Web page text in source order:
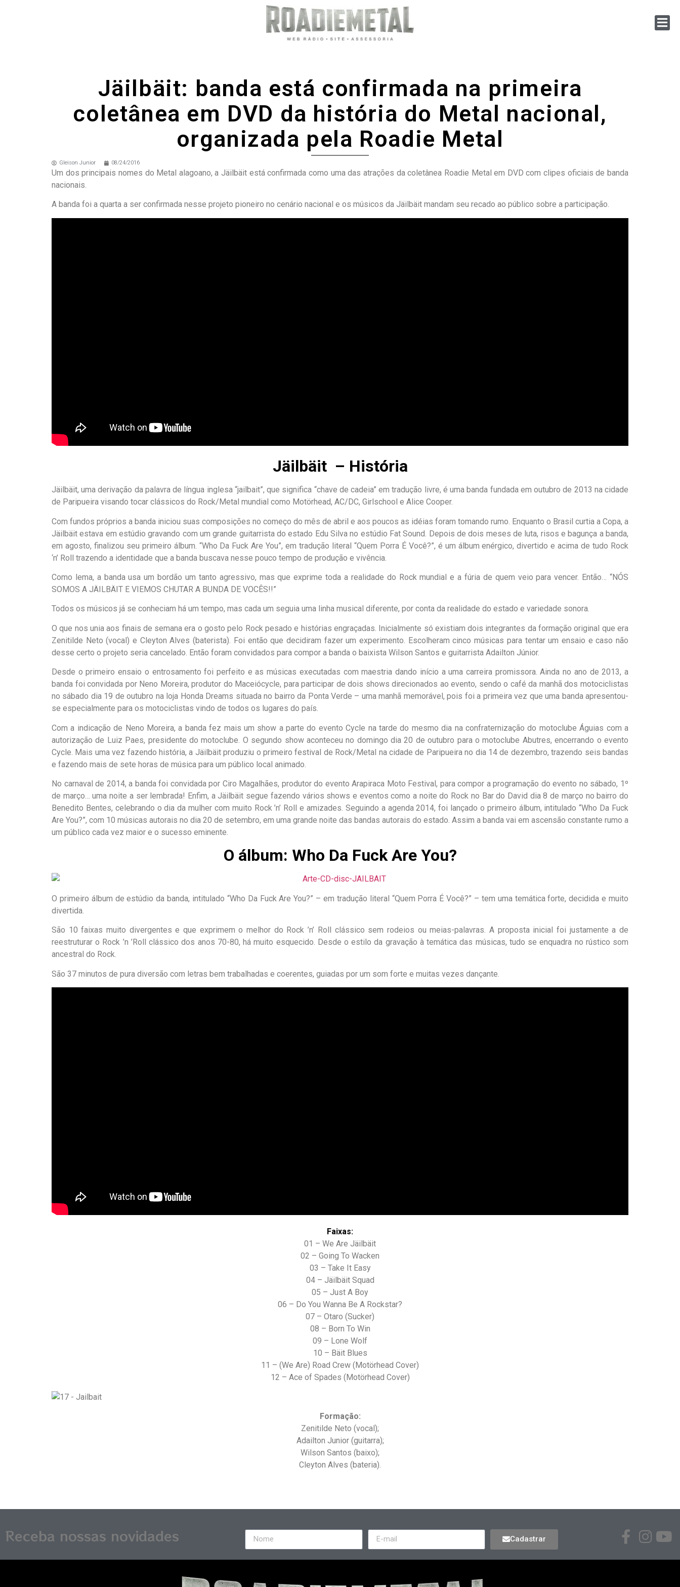
Jäilbäit: banda está confirmada na primeira
coletânea em DVD da história do Metal nacional,
organizada pela Roadie Metal
Gleison Junior 08/24/2016
Um dos principais nomes do Metal alagoano, a Jäilbäit está confirmada como uma das atrações da coletânea Roadie Metal em DVD com clipes oficiais de banda
nacionais.
A banda foi a quarta a ser confirmada nesse projeto pioneiro no cenário nacional e os músicos da Jäilbäit mandam seu recado ao público sobre a participação.
Jäilbäit – História
Jäilbäit, uma derivação da palavra de língua inglesa “jailbait”, que significa “chave de cadeia” em tradução livre, é uma banda fundada em outubro de 2013 na cidade
de Paripueira visando tocar clássicos do Rock/Metal mundial como Motörhead, AC/DC, Girlschool e Alice Cooper.
Com fundos próprios a banda iniciou suas composições no começo do mês de abril e aos poucos as idéias foram tomando rumo. Enquanto o Brasil curtia a Copa, a
Jäilbäit estava em estúdio gravando com um grande guitarrista do estado Edu Silva no estúdio Fat Sound. Depois de dois meses de luta, risos e bagunça a banda,
em agosto, finalizou seu primeiro álbum. “Who Da Fuck Are You”, em tradução literal “Quem Porra É Você?”, é um álbum enérgico, divertido e acima de tudo Rock
‘n’ Roll trazendo a identidade que a banda buscava nesse pouco tempo de produção e vivência.
Como lema, a banda usa um bordão um tanto agressivo, mas que exprime toda a realidade do Rock mundial e a fúria de quem veio para vencer. Então… “NÓS
SOMOS A JÄILBÄIT E VIEMOS CHUTAR A BUNDA DE VOCÊS!!”
Todos os músicos já se conheciam há um tempo, mas cada um seguia uma linha musical diferente, por conta da realidade do estado e variedade sonora.
O que nos unia aos finais de semana era o gosto pelo Rock pesado e histórias engraçadas. Inicialmente só existiam dois integrantes da formação original que era
Zenitilde Neto (vocal) e Cleyton Alves (baterista). Foi então que decidiram fazer um experimento. Escolheram cinco músicas para tentar um ensaio e caso não
desse certo o projeto seria cancelado. Então foram convidados para compor a banda o baixista Wilson Santos e guitarrista Adailton Júnior.
Desde o primeiro ensaio o entrosamento foi perfeito e as músicas executadas com maestria dando início a uma carreira promissora. Ainda no ano de 2013, a
banda foi convidada por Neno Moreira, produtor do Maceiócycle, para participar de dois shows direcionados ao evento, sendo o café da manhã dos motociclistas
no sábado dia 19 de outubro na loja Honda Dreams situada no bairro da Ponta Verde – uma manhã memorável, pois foi a primeira vez que uma banda apresentou-
se especialmente para os motociclistas vindo de todos os lugares do país.
Com a indicação de Neno Moreira, a banda fez mais um show a parte do evento Cycle na tarde do mesmo dia na confraternização do motoclube Águias com a
autorização de Luiz Paes, presidente do motoclube. O segundo show aconteceu no domingo dia 20 de outubro para o motoclube Abutres, encerrando o evento
Cycle. Mais uma vez fazendo história, a Jäilbäit produziu o primeiro festival de Rock/Metal na cidade de Paripueira no dia 14 de dezembro, trazendo seis bandas
e fazendo mais de sete horas de música para um público local animado.
No carnaval de 2014, a banda foi convidada por Ciro Magalhães, produtor do evento Arapiraca Moto Festival, para compor a programação do evento no sábado, 1º
de março… uma noite a ser lembrada! Enfim, a Jäilbäit segue fazendo vários shows e eventos como a noite do Rock no Bar do David dia 8 de março no bairro do
Benedito Bentes, celebrando o dia da mulher com muito Rock ’n’ Roll e amizades. Seguindo a agenda 2014, foi lançado o primeiro álbum, intitulado “Who Da Fuck
Are You?”, com 10 músicas autorais no dia 20 de setembro, em uma grande noite das bandas autorais do estado. Assim a banda vai em ascensão constante rumo a
um público cada vez maior e o sucesso eminente.
O álbum: Who Da Fuck Are You?
O primeiro álbum de estúdio da banda, intitulado “Who Da Fuck Are You?” – em tradução literal “Quem Porra É Você?” – tem uma temática forte, decidida e muito
divertida.
São 10 faixas muito divergentes e que exprimem o melhor do Rock ’n’ Roll clássico sem rodeios ou meias-palavras. A proposta inicial foi justamente a de
reestruturar o Rock ’n ’Roll clássico dos anos 70-80, há muito esquecido. Desde o estilo da gravação à temática das músicas, tudo se enquadra no rústico som
ancestral do Rock.
São 37 minutos de pura diversão com letras bem trabalhadas e coerentes, guiadas por um som forte e muitas vezes dançante.
Faixas:
01 – We Are Jäilbäit
02 – Going To Wacken
03 – Take It Easy
04 – Jäilbäit Squad
05 – Just A Boy
06 – Do You Wanna Be A Rockstar?
07 – Otaro (Sucker)
08 – Born To Win
09 – Lone Wolf
10 – Bäit Blues
11 – (We Are) Road Crew (Motörhead Cover)
12 – Ace of Spades (Motörhead Cover)
Formação:
Zenitilde Neto (vocal);
Adailton Junior (guitarra);
Wilson Santos (baixo);
Cleyton Alves (bateria).
Receba nossas novidades Cadastrar